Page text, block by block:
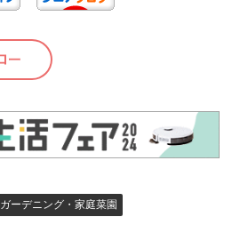
ガーデニング・家庭菜園